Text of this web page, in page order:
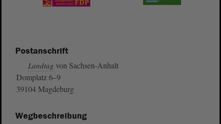
Postanschrift
Landtag von Sachsen-Anhalt
Domplatz 6–9
39104 Magdeburg
Wegbeschreibung